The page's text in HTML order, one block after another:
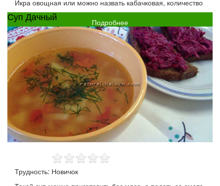
Икра овощная или можно назвать кабачковая, количество
Подробнее
Суп Дачный
Трудность: Новичок